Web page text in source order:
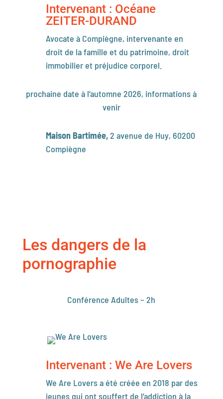
Intervenant : Océane
ZEITER-DURAND
Avocate à Compiègne, intervenante en
droit de la famille et du patrimoine, droit
immobilier et préjudice corporel.
prochaine date à l’automne 2026, informations à
venir
Maison Bartimée,2 avenue de Huy, 60200
Compiègne
Les dangers de la
pornographie
Conférence Adultes – 2h
Intervenant : We Are Lovers
We Are Lovers a été créée en 2018 par des
jeunes qui ont souffert de l’addiction à la